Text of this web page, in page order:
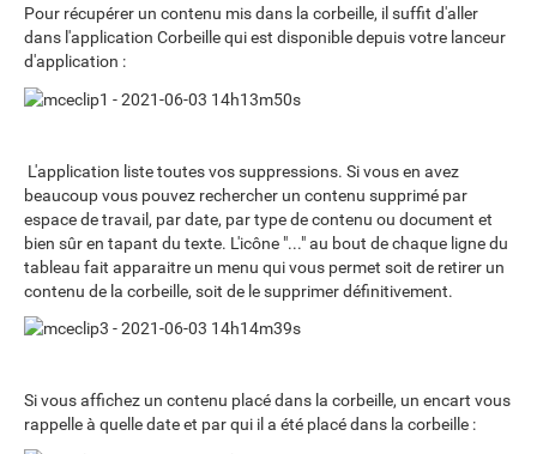
Pour récupérer un contenu mis dans la corbeille, il suffit d'aller
dans l'application Corbeille qui est disponible depuis votre lanceur
d'application :
L'application liste toutes vos suppressions. Si vous en avez
beaucoup vous pouvez rechercher un contenu supprimé par
espace de travail, par date, par type de contenu ou document et
bien sûr en tapant du texte. L'icône "..." au bout de chaque ligne du
tableau fait apparaitre un menu qui vous permet soit de retirer un
contenu de la corbeille, soit de le supprimer définitivement.
Si vous affichez un contenu placé dans la corbeille, un encart vous
rappelle à quelle date et par qui il a été placé dans la corbeille :